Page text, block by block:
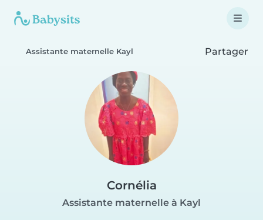
Assistante maternelle Kayl Partager
Cornélia
Assistante maternelle à Kayl